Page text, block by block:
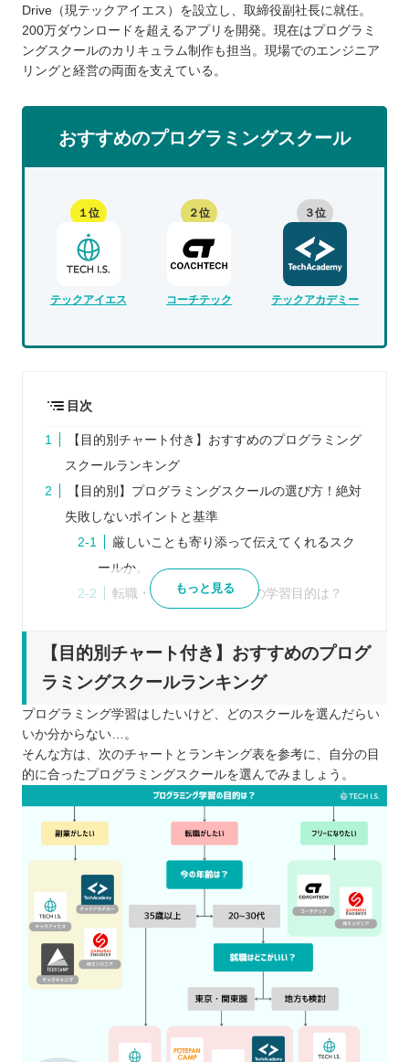
Drive（現テックアイエス）を設立し、取締役副社長に就任。
200万ダウンロードを超えるアプリを開発。現在はプログラミ
ングスクールのカリキュラム制作も担当。現場でのエンジニア
リングと経営の両面を支えている。
おすすめのプログラミングスクール
１位
テックアイエス
２位
コーチテック
３位
テックアカデミー
目次
【目的別チャート付き】おすすめのプログラミング
スクールランキング
【目的別】プログラミングスクールの選び方！絶対
失敗しないポイントと基準
厳しいことも寄り添って伝えてくれるスク
ールか。
転職・就職・副業あなたの学習目的は？
を見極めよう
最新版｜プログラミングスクールおすすめ9選！目
的別に紹介！
令和の時代にプログラミング学習がおすすめの理由
求人数に対してエンジニアの不足
40代以上の転職でもスキルがあることで次
のステップを狙える
小学校でもプログラミング学習が必修
時間や場所に縛られずに働きやすい
業務効率改善へ向けて、DX化を進める企業
が増えている
プログラミングスクールの闇・裏話
プログラミングスクールの転職保証につい
て
自分の住んでるエリアでプログラミングスクールを
もっと見る
【目的別チャート付き】おすすめのプログ
ラミングスクールランキング
プログラミング学習はしたいけど、どのスクールを選んだらい
いか分からない…。
そんな方は、次のチャートとランキング表を参考に、自分の目
的に合ったプログラミングスクールを選んでみましょう。